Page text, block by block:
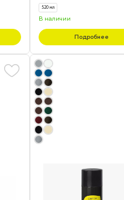
520 мл
В наличии
Подробнее